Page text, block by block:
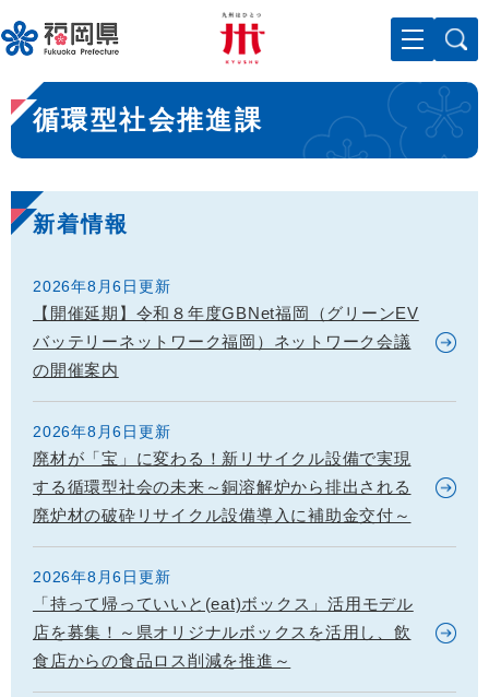
ー
ジ
先
頭
で
。
メニューを飛ばして本文へ
本
文
循環型社会推進課
新着情報
2026年8月6日更新
【開催延期】令和８年度GBNet福岡（グリーンEV
バッテリーネットワーク福岡）ネットワーク会議
の開催案内
2026年8月6日更新
廃材が「宝」に変わる！新リサイクル設備で実現
する循環型社会の未来～銅溶解炉から排出される
廃炉材の破砕リサイクル設備導入に補助金交付～
2026年8月6日更新
「持って帰っていいと(eat)ボックス」活用モデル
店を募集！～県オリジナルボックスを活用し、飲
食店からの食品ロス削減を推進～